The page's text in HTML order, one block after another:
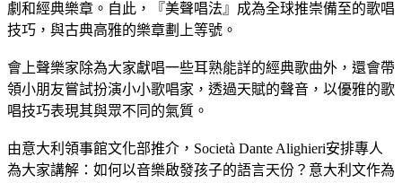
劇和經典樂章。自此，『美聲唱法』成為全球推崇備至的歌唱
技巧，與古典高雅的樂章劃上等號。
會上聲樂家除為大家獻唱一些耳熟能詳的經典歌曲外，還會帶
領小朋友嘗試扮演小小歌唱家，透過天賦的聲音，以優雅的歌
唱技巧表現其與眾不同的氣質。
由意大利領事館文化部推介，Società Dante Alighieri安排專人
為大家講解：如何以音樂啟發孩子的語言天份？意大利文作為